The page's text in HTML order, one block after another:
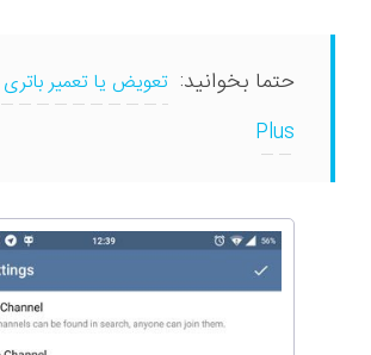
حتما بخوانید:
Plus